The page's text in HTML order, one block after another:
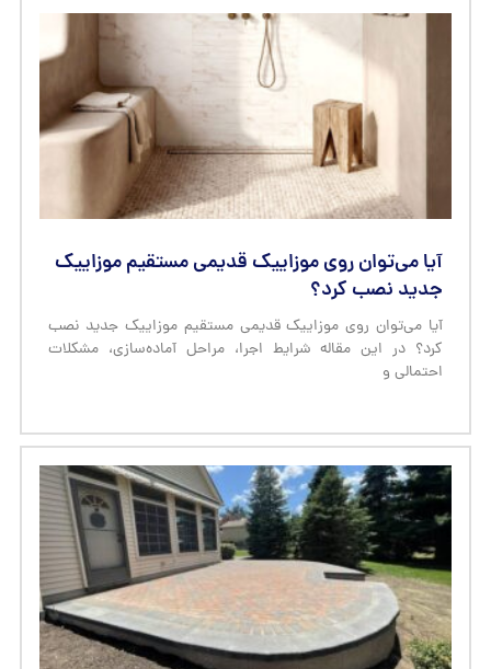
آیا می‌توان روی موزاییک قدیمی مستقیم موزاییک
جدید نصب کرد؟
آیا می‌توان روی موزاییک قدیمی مستقیم موزاییک جدید نصب
کرد؟ در این مقاله شرایط اجرا، مراحل آماده‌سازی، مشکلات
احتمالی و